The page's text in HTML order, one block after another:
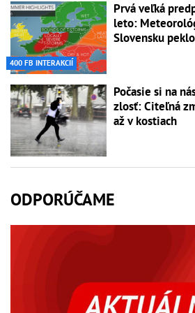
400 FB INTERAKCIÍ
Prvá veľká
leto:
Slovensku
Počasie si na
zlosť: Citeľná
až v kostiach
ODPORÚČAME